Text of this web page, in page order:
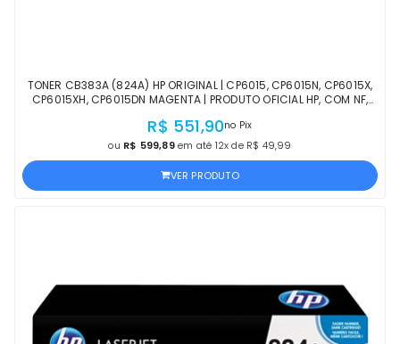
TONER CB383A (824A) HP ORIGINAL | CP6015, CP6015N, CP6015X,
CP6015XH, CP6015DN MAGENTA | PRODUTO OFICIAL HP, COM NF,
R$ 551,90no Pix
ou R$ 599,89em até 12x de R$ 49,99
VER PRODUTO